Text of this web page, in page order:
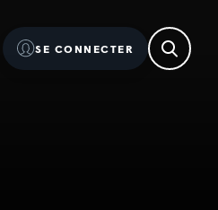
SE CONNECTER